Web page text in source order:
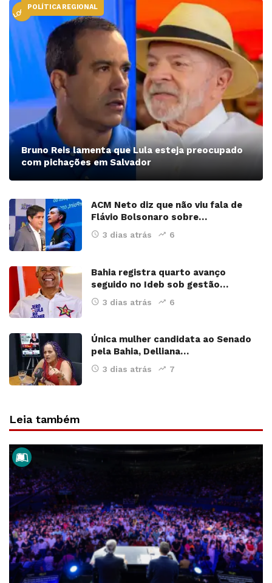
LOCALPOLÍTICA REGIONAL
Bruno Reis lamenta que Lula esteja preocupado
com pichações em Salvador
ACM Neto diz que não viu fala de
Flávio Bolsonaro sobre…
3 dias atrás 6
Bahia registra quarto avanço
seguido no Ideb sob gestão…
3 dias atrás 6
Única mulher candidata ao Senado
pela Bahia, Delliana…
3 dias atrás 7
Leia também